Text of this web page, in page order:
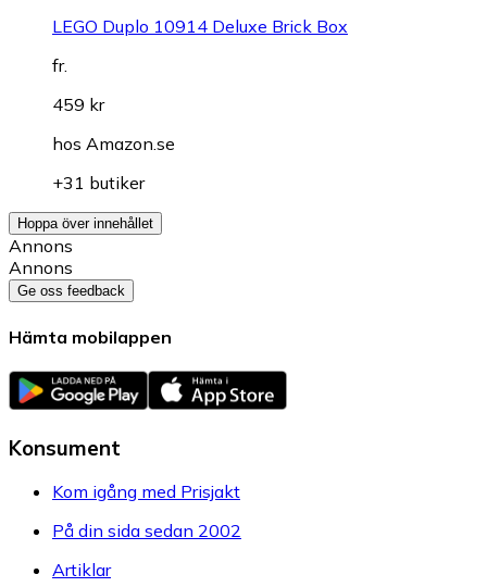
LEGO Duplo 10914 Deluxe Brick Box
fr.
459 kr
hos Amazon.se
+31 butiker
Hoppa över innehållet
Annons
Annons
Ge oss feedback
Hämta mobilappen
Konsument
Kom igång med Prisjakt
På din sida sedan 2002
Artiklar